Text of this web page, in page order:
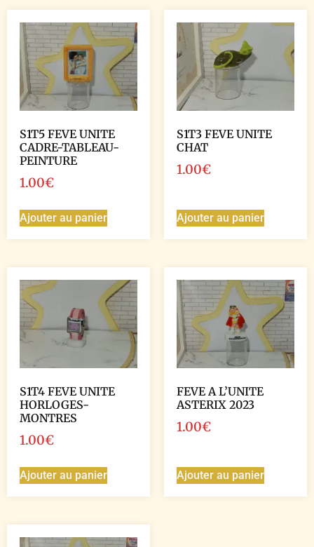
S1T5 FEVE UNITE
CADRE-TABLEAU-
PEINTURE
1.00€
Ajouter au panier
S1T3 FEVE UNITE
CHAT
1.00€
Ajouter au panier
S1T4 FEVE UNITE
HORLOGES-
MONTRES
1.00€
Ajouter au panier
FEVE A L’UNITE
ASTERIX 2023
1.00€
Ajouter au panier